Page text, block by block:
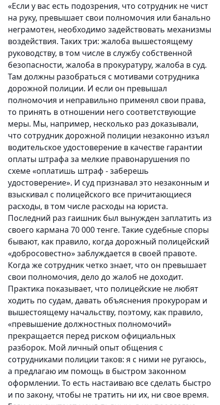
«Если у вас есть подозрения, что сотрудник не чист
на руку, превышает свои полномочия или банально
неграмотен, необходимо задействовать механизмы
воздействия. Таких три: жалоба вышестоящему
руководству, в том числе в службу собственной
безопасности, жалоба в прокуратуру, жалоба в суд.
Там должны разобраться с мотивами сотрудника
дорожной полиции. И если он превышал
полномочия и неправильно применял свои права,
то принять в отношении него соответствующие
меры. Мы, например, несколько раз доказывали,
что сотрудник дорожной полиции незаконно изъял
водительское удостоверение в качестве гарантии
оплаты штрафа за мелкие правонарушения по
схеме «оплатишь штраф - заберешь
удостоверение». И суд признавал это незаконным и
взыскивал с полицейского все причитающиеся
расходы, в том числе расходы на юриста.
Последний раз гаишник был вынужден заплатить из
своего кармана 70 000 тенге. Такие судебные споры
бывают, как правило, когда дорожный полицейский
«добросовестно» заблуждается в своей правоте.
Когда же сотрудник четко знает, что он превышает
свои полномочия, дело до жалоб не доходит.
Практика показывает, что полицейские не любят
ходить по судам, давать объяснения прокурорам и
вышестоящему начальству, поэтому, как правило,
«превышение должностных полномочий»
прекращается перед риском официальных
разборок. Мой личный опыт общения с
сотрудниками полиции таков: я с ними не ругаюсь,
а предлагаю им помощь в быстром законном
оформлении. То есть настаиваю все сделать быстро
и по закону, чтобы не тратить ни их, ни свое время.